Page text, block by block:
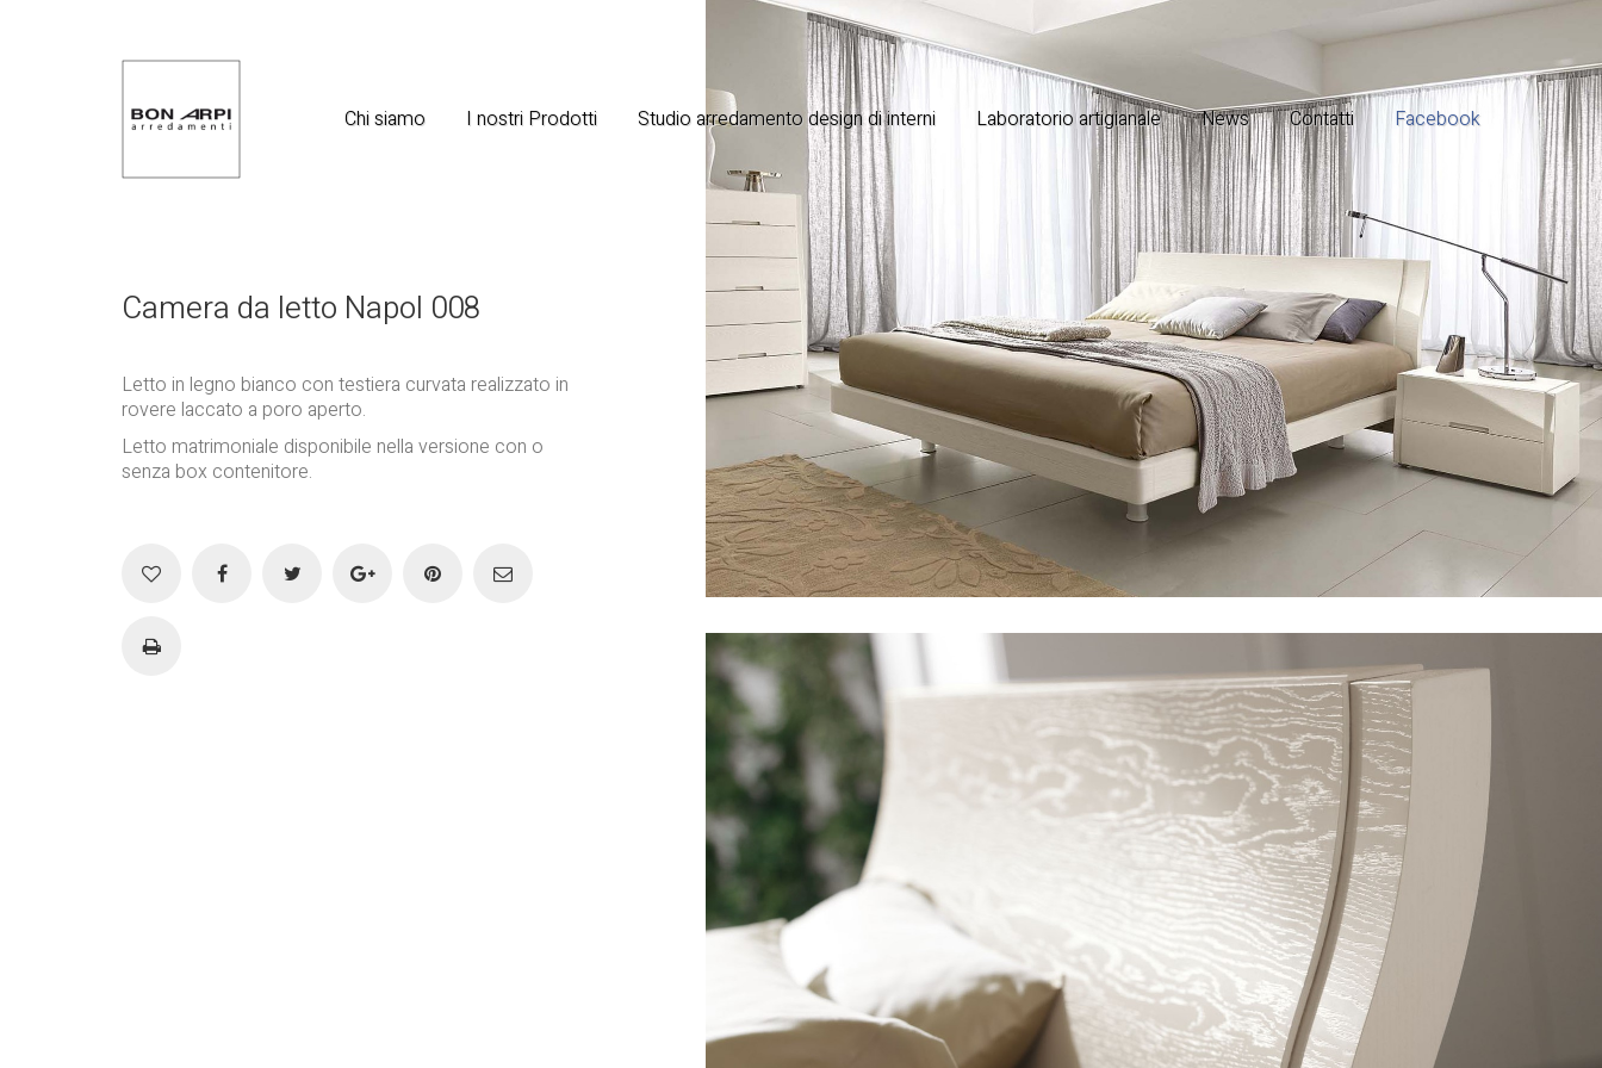
Chi siamo I nostri Prodotti Studio arredamento design di interni Laboratorio artigianale News Contatti Facebook
Camera da letto Napol 008
Letto in legno bianco con testiera curvata realizzato in
rovere laccato a poro aperto.
Letto matrimoniale disponibile nella versione con o
senza box contenitore.